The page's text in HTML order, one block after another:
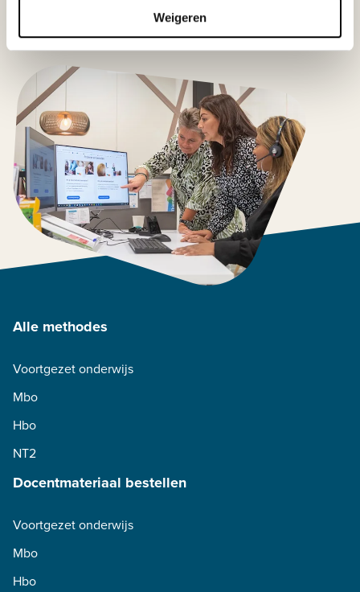
Weigeren
Alle methodes
Voortgezet onderwijs
Mbo
Hbo
NT2
Docentmateriaal bestellen
Voortgezet onderwijs
Mbo
Hbo